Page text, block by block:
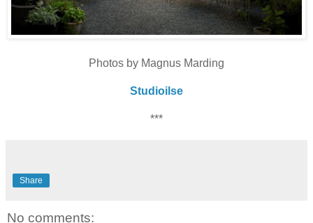
Photos by Magnus Marding
Studioilse
***
Share
No comments: